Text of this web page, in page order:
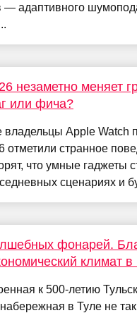
— адаптивного
незаметно меняет
или фича?
владельцы Apple Watch
отметили странное
что умные гаджеты
сценариях и
фонарей.
климат
к 500-летию
набережная в Туле не